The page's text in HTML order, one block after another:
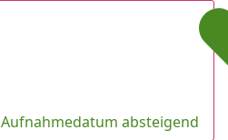
Aufnahmedatum absteigend